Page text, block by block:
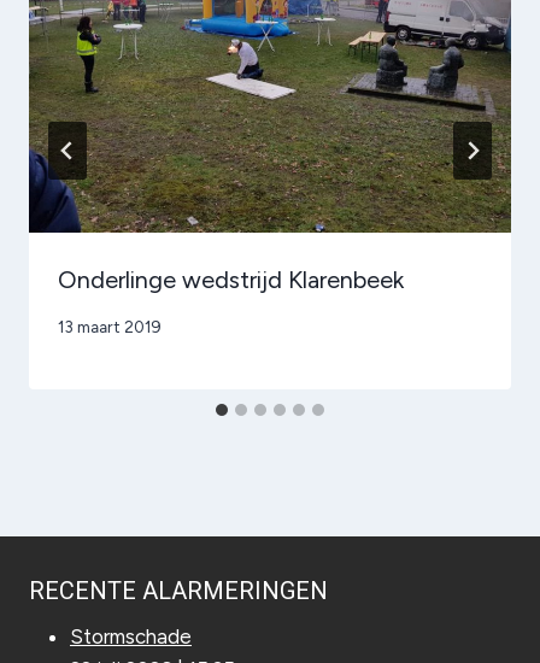
Onderlinge wedstrijd Klarenbeek
Door
13 maart 2019
RECENTE ALARMERINGEN
Stormschade